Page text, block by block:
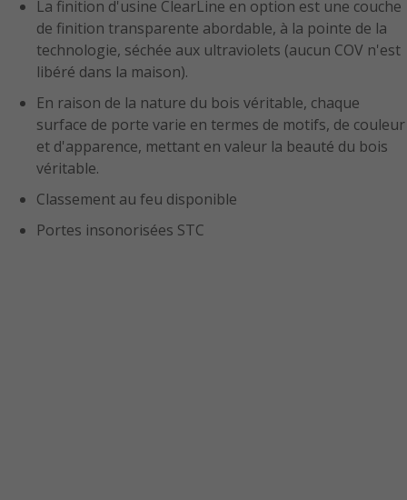
La finition d'usine ClearLine en option est une couche
de finition transparente abordable, à la pointe de la
technologie, séchée aux ultraviolets (aucun COV n'est
libéré dans la maison).
En raison de la nature du bois véritable, chaque
surface de porte varie en termes de motifs, de couleur
et d'apparence, mettant en valeur la beauté du bois
véritable.
Classement au feu disponible
Portes insonorisées STC